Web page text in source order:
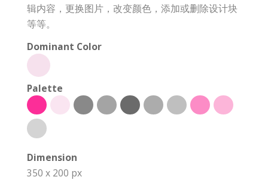
辑内容，更换图片，改变颜色，添加或删除设计块
等等。
Dominant Color
Palette
Dimension
350 x 200 px